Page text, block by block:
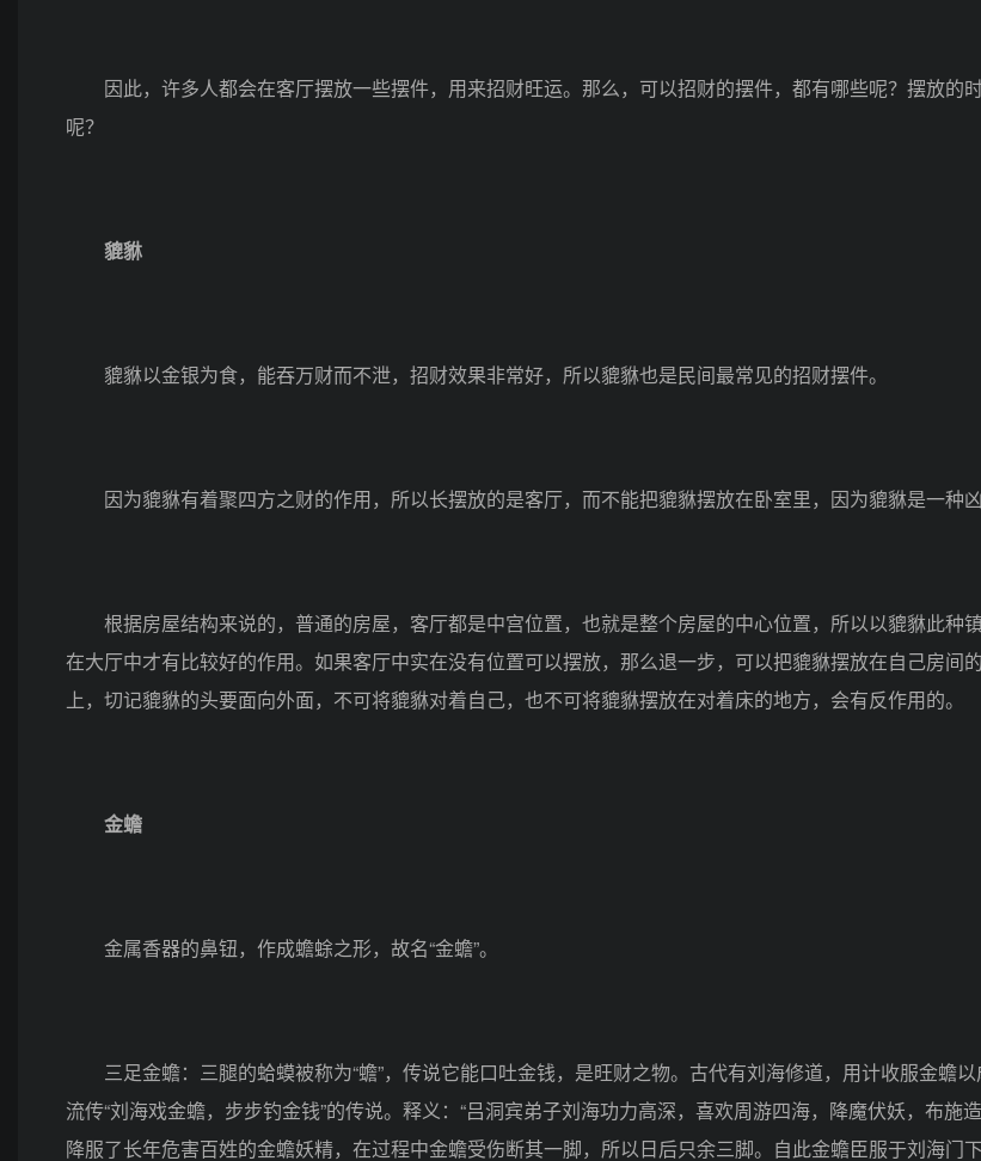
因此，许多人都会在客厅摆放一些摆件，用来招财旺运。那么，可以招财的摆件，都有哪些呢？摆放的
呢？
貔貅
貔貅以金银为食，能吞万财而不泄，招财效果非常好，所以貔貅也是民间最常见的招财摆件。
因为貔貅有着聚四方之财的作用，所以长摆放的是客厅，而不能把貔貅摆放在卧室里，因为貔貅是一种凶
根据房屋结构来说的，普通的房屋，客厅都是中宫位置，也就是整个房屋的中心位置，所以以貔貅此种
在大厅中才有比较好的作用。如果客厅中实在没有位置可以摆放，那么退一步，可以把貔貅摆放在自己房间
上，切记貔貅的头要面向外面，不可将貔貅对着自己，也不可将貔貅摆放在对着床的地方，会有反作用的。
金蟾
金属香器的鼻钮，作成蟾蜍之形，故名“金蟾”。
三足金蟾：三腿的蛤蟆被称为“蟾”，传说它能口吐金钱，是旺财之物。古代有刘海修道，用计收服金蟾
流传“刘海戏金蟾，步步钓金钱”的传说。释义：“吕洞宾弟子刘海功力高深，喜欢周游四海，降魔伏妖，布施
降服了长年危害百姓的金蟾妖精，在过程中金蟾受伤断其一脚，所以日后只余三脚。自此金蟾臣服于刘海门